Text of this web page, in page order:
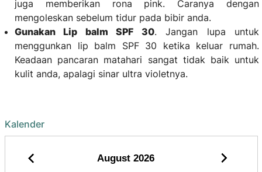
juga memberikan rona pink. Caranya dengan
mengoleskan sebelum tidur pada bibir anda.
Gunakan Lip balm SPF 30. Jangan lupa untuk
menggunkan lip balm SPF 30 ketika keluar rumah.
Keadaan pancaran matahari sangat tidak baik untuk
kulit anda, apalagi sinar ultra violetnya.
Kalender
August 2026